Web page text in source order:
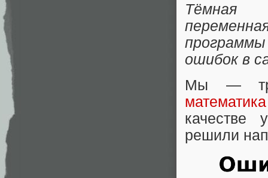
Тёмная
ошибок в
Мы —
качестве
решили